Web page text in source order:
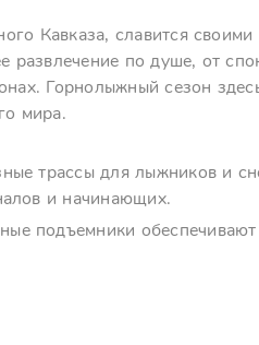
Кавказа, славится
развлечение по душе, от
Горнолыжный сезон
мира.
трассы для лыжников и
и начинающих.
подъемники